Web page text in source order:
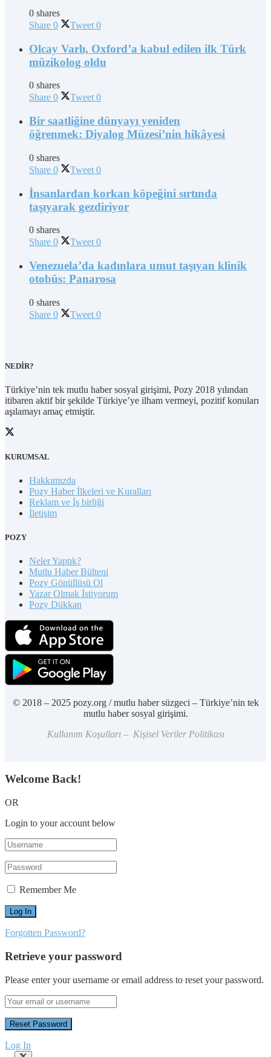
0 shares
Share 0 Tweet 0
Olcay Varlı, Oxford’a kabul edilen ilk Türk
müzikolog oldu
0 shares
Share 0 Tweet 0
Bir saatliğine dünyayı yeniden
öğrenmek: Diyalog Müzesi’nin hikâyesi
0 shares
Share 0 Tweet 0
İnsanlardan korkan köpeğini sırtında
taşıyarak gezdiriyor
0 shares
Share 0 Tweet 0
Venezuela’da kadınlara umut taşıyan klinik
otobüs: Panarosa
0 shares
Share 0 Tweet 0
NEDİR?
Türkiye’nin tek mutlu haber sosyal girişimi, Pozy 2018 yılından
itibaren aktif bir şekilde Türkiye’ye ilham vermeyi, pozitif konuları
aşılamayı amaç etmiştir.
KURUMSAL
Hakkımızda
Pozy Haber İlkeleri ve Kuralları
Reklam ve İş birliği
İletişim
POZY
Neler Yaptık?
Mutlu Haber Bülteni
Pozy Gönüllüsü Ol
Yazar Olmak İstiyorum
Pozy Dükkan
© 2018 – 2025 pozy.org / mutlu haber süzgeci – Türkiye’nin tek
mutlu haber sosyal girişimi.
Kullanım Koşulları – Kişisel Veriler Politikası
Welcome Back!
OR
Login to your account below
Remember Me
Forgotten Password?
Retrieve your password
Please enter your username or email address to reset your password.
Log In